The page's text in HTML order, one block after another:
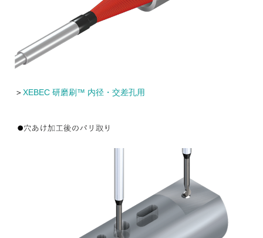
＞XEBEC 研磨刷™ 内径・交差孔用